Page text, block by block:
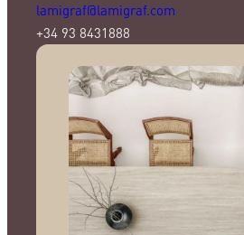
lamigraf@lamigraf.com
+34 93 8431888